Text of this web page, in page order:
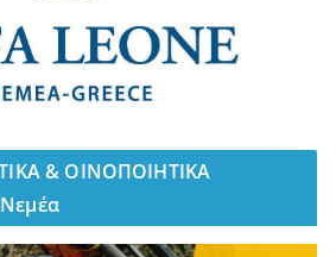
& ΟΙΝΟΠΟΙΗΤΙΚΑ